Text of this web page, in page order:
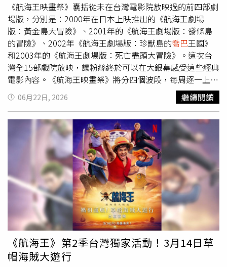
《航海王映畫祭》囊括從未在台灣電影院放映過的前四部劇
場版，分別是：2000年在日本上映推出的《航海王劇場
版：黃金島大冒險》、2001年的《航海王劇場版：發條島
的冒險》、2002年《航海王劇場版：珍獸島的喬巴王國》
和2003年的《航海王劇場版：死亡盡頭大冒險》。這次台
灣全15部戲院放映，讓粉絲終於可以在大銀幕感受這些經典
電影內容。《航海王映畫祭》將分四個波段，每周逐一上映
所有15部劇場版電影。第一部從7月17日開始，上映近年最
高人氣，也是《航海王》劇場版中，全球票房最高的《航海
王劇場版：紅髮歌姬》。之後還有被大家列為經典，上次上
映都超過十年以上的《航海王劇場版：Z》與《航海王劇場
版：強者天下》。還有超感人的《航海王劇場版：喬巴身世
之謎～冬季綻放、奇跡的櫻花》，以及許多人印象深刻的話
題之作，由現在已是知名大導演細田守執導的《航海王劇場
版：祭典男爵與神祕島》。特別的是，最後的第四波將推出
「跳島連映」。預計從10月開始上映15部劇場版中片長較
短的四部，包含最早三部劇場版：《航海王劇場版：黃金島
大冒險》、《航海王劇場版：發條島的冒險》、《航海王劇
場版：珍獸島的
喬巴王國》以及《航海王劇場版：追逐草帽
大冒險》。
06月22日, 2026 繼續閱讀
《航海王》第2季台灣獨家活動！3月14日草
帽海賊大遊行